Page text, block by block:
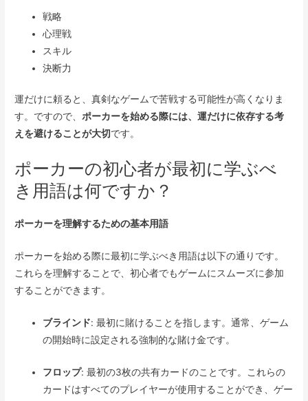
戦略
心理戦
スキル
決断力
運だけに頼ると、真剣なゲームで苦戦する可能性が高くなりま
す。ですので、ポーカーを始める際には、運だけに依存する考
えを避けることが大切です。
ポーカーの初心者が最初に学ぶべ
き用語は何ですか？
ポーカーを理解するための基本用語
ポーカーを始める際に最初に学ぶべき用語は以下の通りです。
これらを理解することで、初心者でもゲームにスムーズに参加
することができます。
ブラインド: 最初に賭けることを指します。通常、ゲーム
の開始時に設定される強制的な賭け金です。
フロップ: 最初の3枚の共有カードのことです。これらの
カードはすべてのプレイヤーが使用することができ、ゲー